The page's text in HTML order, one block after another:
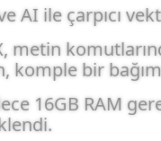
AI ile çarpıcı
metin
komple bir
16GB RAM